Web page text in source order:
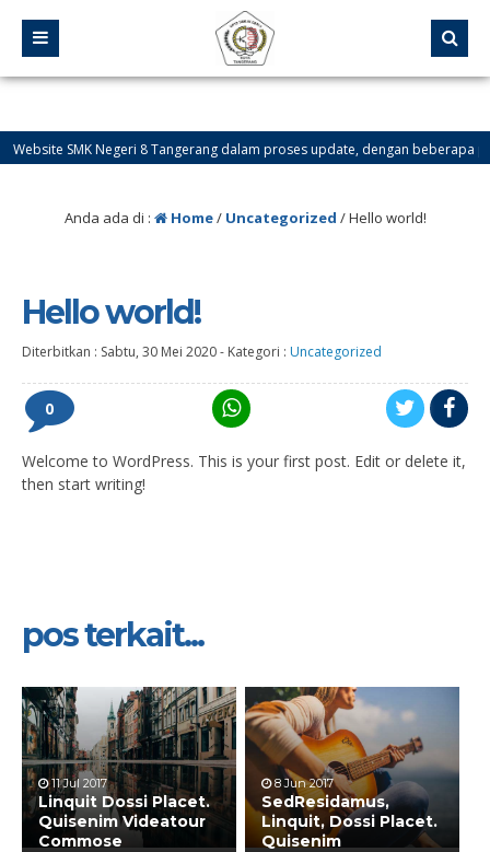
SMK Negeri 8 Tangerang dalam proses update, dengan beberapa
PPDB 2020/2021 www.ppdb.smkn8tng.sch.id
Anda ada di : Home/ Uncategorized /Hello world!
Hello world!
Diterbitkan : Sabtu, 30 Mei 2020- Kategori : Uncategorized
0
Welcome to WordPress. This is your first post. Edit or delete it,
then start writing!
pos terkait...
11 Jul 2017
Linquit Dossi Placet.
Quisenim Videatour
Commose
8 Jun 2017
SedResidamus,
Linquit, Dossi Placet.
Quisenim